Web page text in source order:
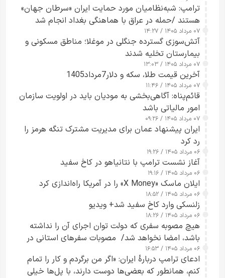
ترامپ: شبه‌نظامیان مورد حمایت ایران «سرطان جهان»
هستند /حمله در عراق با هماهنگی بغداد انجام شد
۰۷ مرداد ۱۴۰۵ / ۱۴:۲۷
آتش‌سوزی گسترده جنگلی در موغلا؛ مناطق مسکونی و
بیمارستان تخلیه شدند
۰۷ مرداد ۱۴۰۵ / ۱۳:۰۳
آخرین قیمت طلا، سکه و دلار7مرداد1405
۰۷ مرداد ۱۴۰۵ / ۱۱:۴۶
قائم‌پناه: آگاهی‌بخشی به مودیان باید در اولویت سازمان
امور مالیاتی باشد
۰۷ مرداد ۱۴۰۵ / ۰۹:۲۶
ایران پیشنهاد عمان برای مدیریت مشترک تنگه هرمز را
رد کرد
۰۶ مرداد ۱۴۰۵ / ۱۹:۲۶
آغاز نشست ترامپ با نتانیاهو در کاخ سفید
۰۶ مرداد ۱۴۰۵ / ۱۹:۱۶
ایلان ماسک «X Money» را در آمریکا راه‌اندازی کرد
۰۶ مرداد ۱۴۰۵ / ۱۸:۵۲
زلنسکی وارد کاخ سفید شد+ ویدیو
۰۶ مرداد ۱۴۰۵ / ۱۸:۲۶
هیچ مصوبه سفری که دولت توان اجرای آن را نداشته
باشد، امضا نخواهد شد/ مصوبات سفرهای استانی در
چارچوب قانون بودجه است+ عکس
۰۶ مرداد ۱۴۰۵ / ۱۶:۵۳
ادعای ترامپ دربارهٔ ایران: «اگر من برگردم و کار را تمام
کنم، همانطور که بعضی‌ها دوست دارند، با پل‌ها خیلی